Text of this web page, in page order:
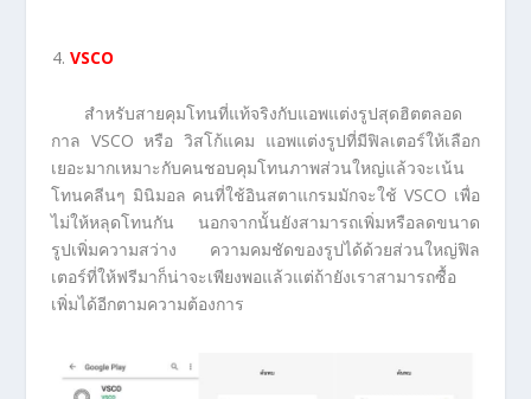
VSCO
สำหรับสายคุมโทนที่แท้จริงกับแอพแต่งรูปสุดฮิตตลอด
กาล VSCO หรือ วิสโก้แคม แอพแต่งรูปที่มีฟิลเตอร์ให้เลือก
เยอะมากเหมาะกับคนชอบคุมโทนภาพส่วนใหญ่แล้วจะเน้น
โทนคลีนๆ มินิมอล คนที่ใช้อินสตาแกรมมักจะใช้ VSCO เพื่อ
ไม่ให้หลุดโทนกัน นอกจากนั้นยังสามารถเพิ่มหรือลดขนาด
รูปเพิ่มความสว่าง ความคมชัดของรูปได้ด้วยส่วนใหญ่ฟิล
เตอร์ที่ให้ฟรีมาก็น่าจะเพียงพอแล้วแต่ถ้ายังเราสามารถซื้อ
เพิ่มได้อีกตามความต้องการ